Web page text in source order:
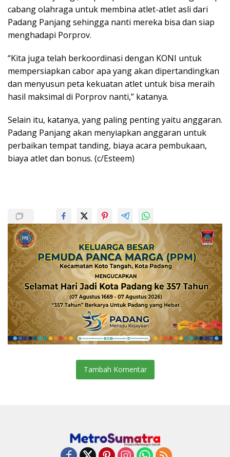
cabang olahraga untuk membina atlet-atlet asli dari
Padang Panjang sehingga nanti mereka bisa dan siap
menghadapi Porprov.
“Kita juga telah berkoordinasi dengan KONI untuk
mempersiapkan cabor apa yang akan dipertandingkan
dan menyusun peta kekuatan atlet untuk bisa meraih
hasil maksimal di Porprov nanti,” katanya.
Selain itu, katanya, yang paling penting yaitu anggaran.
Padang Panjang akan menyiapkan anggaran untuk
perbaikan tempat tanding, biaya acara pembukaan,
biaya atlet dan bonus. (c/Esteem)
Tambah Komentar